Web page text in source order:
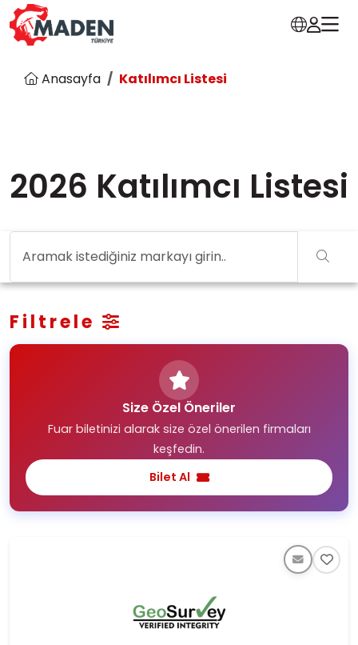
Anasayfa Katılımcı Listesi
2026 Katılımcı Listesi
Filtrele
Size Özel Öneriler
Fuar biletinizi alarak size özel önerilen firmaları
keşfedin.
Bilet Al